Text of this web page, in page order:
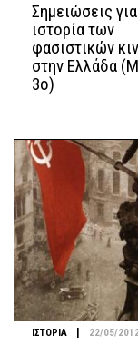
Σημειώσεις
ιστορία των
φασιστικών
στην Ελλάδα
3ο)
ΙΣΤΟΡΙΑ | 22/05/